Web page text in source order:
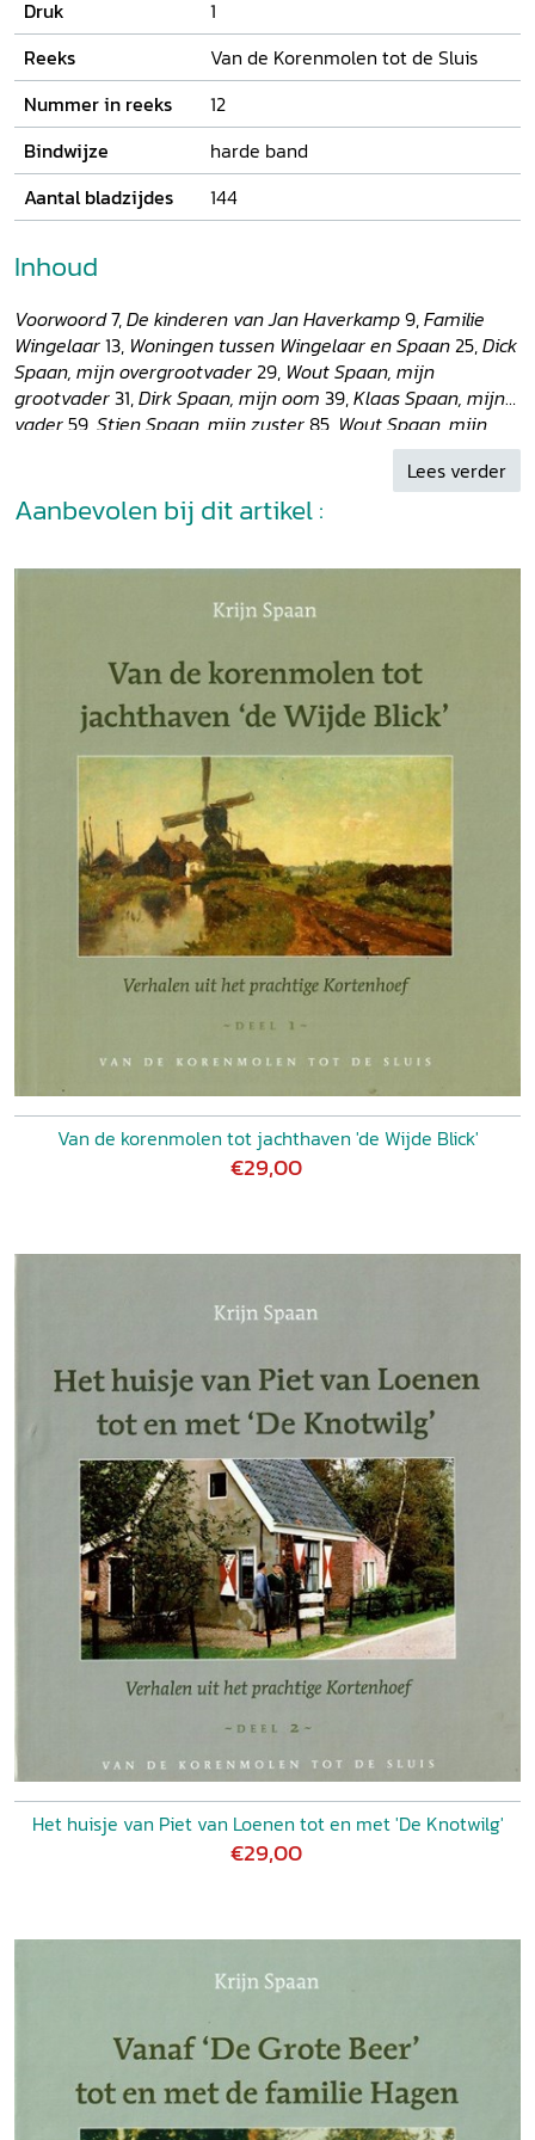
Druk
1
Reeks
Van de Korenmolen tot de Sluis
Nummer in reeks
12
Bindwijze
harde band
Aantal bladzijdes
144
Inhoud
Voorwoord7,De kinderen van Jan Haverkamp9,Familie
Wingelaar13, Woningen tussen Wingelaar en Spaan25,Dick
Spaan, mijn overgrootvader29, Wout Spaan, mijn
grootvader31,Dirk Spaan, mijn oom 39,Klaas Spaan, mijn
vader59, Stien Spaan, mijn zuster85, Wout Spaan, mijn
Lees verder
Aanbevolen bij dit artikel :
Van de korenmolen tot jachthaven 'de Wijde Blick'
€29,00
Het huisje van Piet van Loenen tot en met 'De Knotwilg'
€29,00